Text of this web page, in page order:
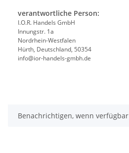
verantwortliche Person:
I.O.R. Handels GmbH
Innungstr. 1a
Nordrhein-Westfalen
Hürth, Deutschland, 50354
info@ior-handels-gmbh.de
Benachrichtigen, wenn verfügbar